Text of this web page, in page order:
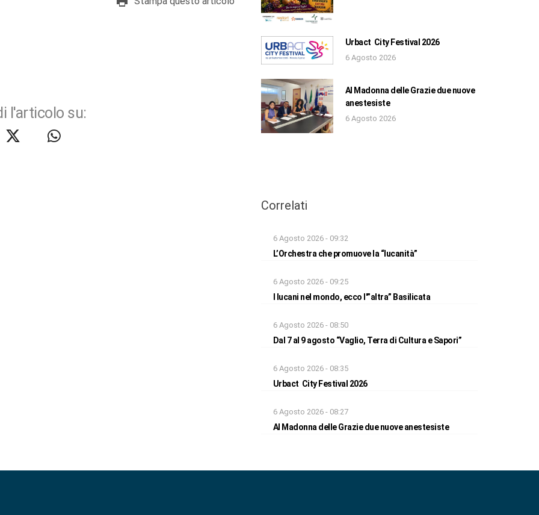
l'articolo su:
Urbact City Festival 2026
6 Agosto 2026
Al Madonna delle Grazie due nuove
anestesiste
6 Agosto 2026
Correlati
6 Agosto 2026 - 09:32
L’Orchestra che promuove la “lucanità”
6 Agosto 2026 - 09:25
I lucani nel mondo, ecco l'”altra” Basilicata
6 Agosto 2026 - 08:50
Dal 7 al 9 agosto “Vaglio, Terra di Cultura e Sapori”
6 Agosto 2026 - 08:35
Urbact City Festival 2026
6 Agosto 2026 - 08:27
Al Madonna delle Grazie due nuove anestesiste